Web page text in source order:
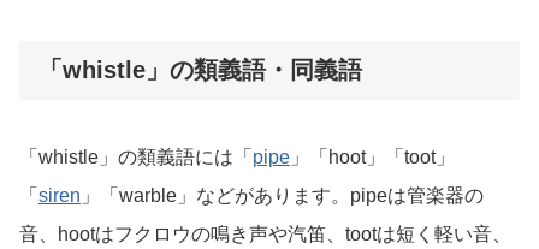
「whistle」の類義語・同義語
「whistle」の類義語には「 pipe 」「hoot」「toot」
「 siren 」「warble」などがあります。pipeは管楽器の
音、hootはフクロウの鳴き声や汽笛、tootは短く軽い音、